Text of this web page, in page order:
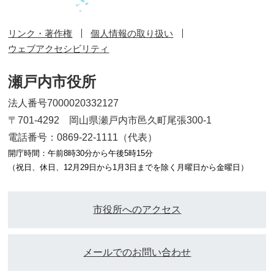
リンク・著作権
個人情報の取り扱い
ウェブアクセシビリティ
瀬戸内市役所
法人番号7000020332127
〒701-4292 岡山県瀬戸内市邑久町尾張300-1
電話番号：0869-22-1111（代表）
開庁時間：午前8時30分から午後5時15分
（祝日、休日、12月29日から1月3日までを除く月曜日から金曜日）
市役所へのアクセス
メールでのお問い合わせ